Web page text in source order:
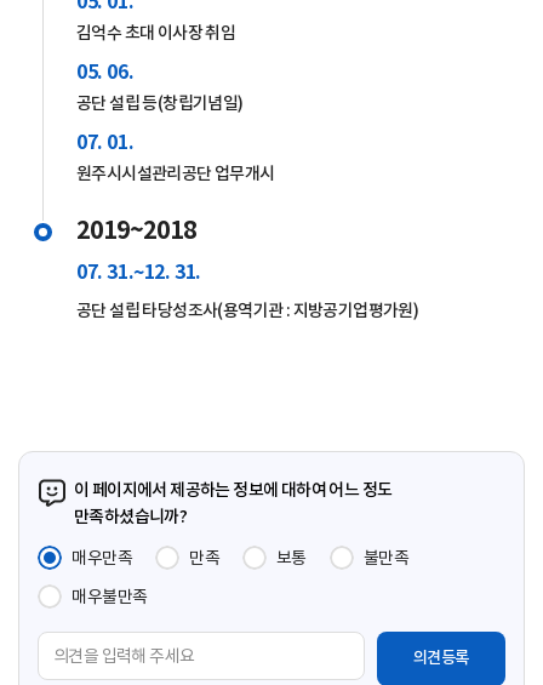
김억수 초대 이사장 취임
05. 06.
공단 설립 등(창립기념일)
07. 01.
원주시시설관리공단 업무개시
2019~2018
07. 31.~12. 31.
공단 설립 타당성조사(용역기관 : 지방공기업평가원)
이 페이지에서 제공하는 정보에 대하여 어느 정도
만족하셨습니까?
매우만족
만족 보통
불만족
매우불만족
견